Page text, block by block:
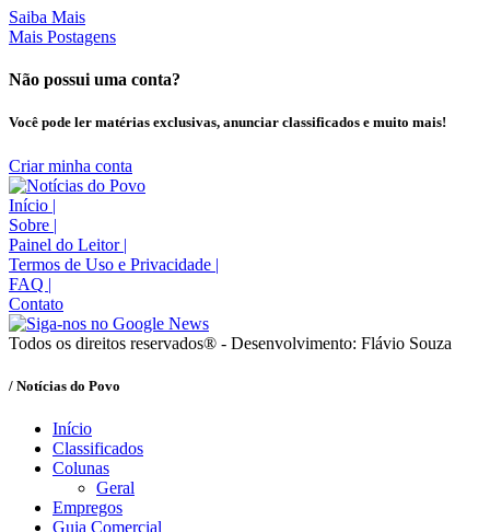
Saiba Mais
Mais Postagens
Não possui uma conta?
Você pode ler matérias exclusivas, anunciar classificados e muito mais!
Criar minha conta
Início |
Sobre |
Painel do Leitor |
Termos de Uso e Privacidade |
FAQ |
Contato
Todos os direitos reservados® - Desenvolvimento: Flávio Souza
/ Notícias do Povo
Início
Classificados
Colunas
Geral
Empregos
Guia Comercial